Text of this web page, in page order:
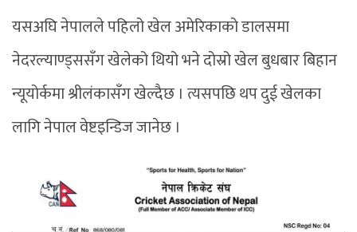
यसअघि नेपालले पहिलो खेल अमेरिकाको डालसमा
नेदरल्याण्ड्ससँग खेलेको थियो भने दोस्रो खेल बुधबार बिहान
न्यूयोर्कमा श्रीलंकासँग खेल्दैछ । त्यसपछि थप दुई खेलका
लागि नेपाल वेष्टइन्डिज जानेछ ।